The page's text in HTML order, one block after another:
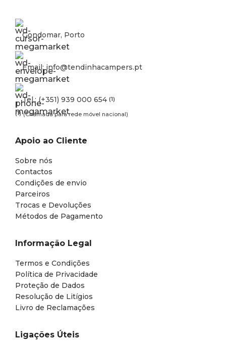
Gondomar, Porto
Email: info@tendinhacampers.pt
Tel.: (+351) 939 000 654 (1)
(1) (Chamada para rede móvel nacional)
Apoio ao Cliente
Sobre nós
Contactos
Condições de envio
Parceiros
Trocas e Devoluções
Métodos de Pagamento
Informação Legal
Termos e Condições
Política de Privacidade
Proteção de Dados
Resolução de Litígios
Livro de Reclamações
Ligações Úteis